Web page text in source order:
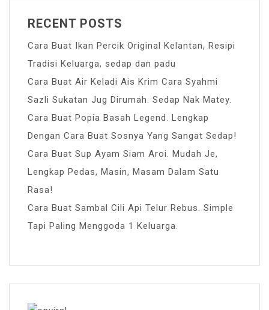
RECENT POSTS
Cara Buat Ikan Percik Original Kelantan, Resipi
Tradisi Keluarga, sedap dan padu
Cara Buat Air Keladi Ais Krim Cara Syahmi
Sazli Sukatan Jug Dirumah. Sedap Nak Matey.
Cara Buat Popia Basah Legend. Lengkap
Dengan Cara Buat Sosnya Yang Sangat Sedap!
Cara Buat Sup Ayam Siam Aroi. Mudah Je,
Lengkap Pedas, Masin, Masam Dalam Satu
Rasa!
Cara Buat Sambal Cili Api Telur Rebus. Simple
Tapi Paling Menggoda 1 Keluarga.